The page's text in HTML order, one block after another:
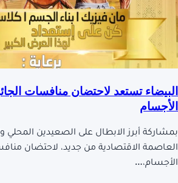
البيضاء تستعد لاحتضان منافسات
الأجسام
بمشاركة أبرز الابطال على الصعيدين المحلي
العاصمة الاقتصادية من جديد، لاحتضان
الأجسام،…